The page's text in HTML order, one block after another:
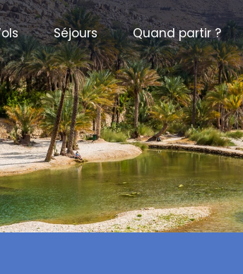
Séjours Quand partir ?